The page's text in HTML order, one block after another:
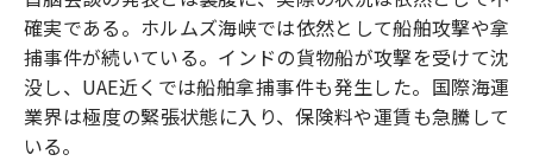
確実である。ホルムズ海峡では依然として船舶攻撃や拿
捕事件が続いている。インドの貨物船が攻撃を受けて沈
没し、UAE近くでは船舶拿捕事件も発生した。国際海運
業界は極度の緊張状態に入り、保険料や運賃も急騰して
いる。